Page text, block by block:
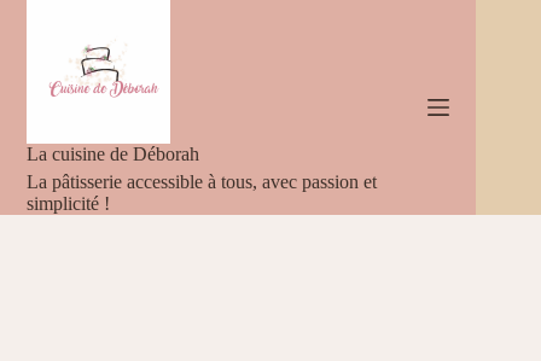
La cuisine de Déborah
La pâtisserie accessible à tous, avec passion et
simplicité !